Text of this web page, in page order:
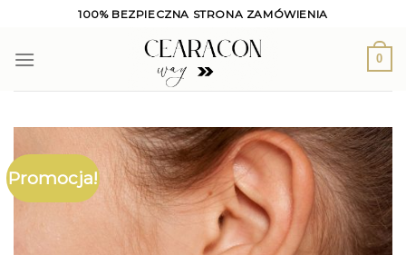
content
100% BEZPIECZNA STRONA ZAMÓWIENIA
0
Promocja!